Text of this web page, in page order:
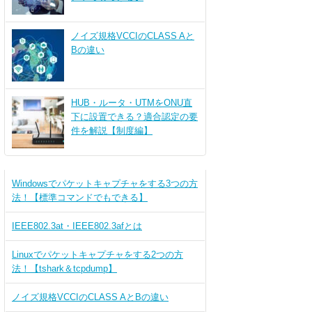
ノイズ規格VCCIのCLASS Aと
Bの違い
HUB・ルータ・UTMをONU直
下に設置できる？適合認定の要
件を解説【制度編】
Windowsでパケットキャプチャをする3つの方
法！【標準コマンドでもできる】
IEEE802.3at・IEEE802.3afとは
Linuxでパケットキャプチャをする2つの方
法！【tshark＆tcpdump】
ノイズ規格VCCIのCLASS AとBの違い